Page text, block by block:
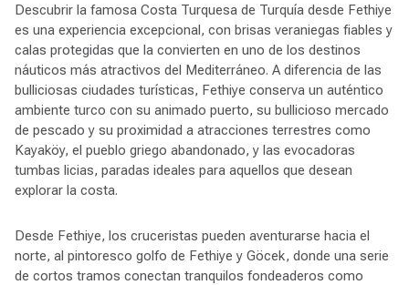
Descubrir la famosa Costa Turquesa de Turquía desde Fethiye
es una experiencia excepcional, con brisas veraniegas fiables y
calas protegidas que la convierten en uno de los destinos
náuticos más atractivos del Mediterráneo. A diferencia de las
bulliciosas ciudades turísticas, Fethiye conserva un auténtico
ambiente turco con su animado puerto, su bullicioso mercado
de pescado y su proximidad a atracciones terrestres como
Kayaköy, el pueblo griego abandonado, y las evocadoras
tumbas licias, paradas ideales para aquellos que desean
explorar la costa.
Desde Fethiye, los cruceristas pueden aventurarse hacia el
norte, al pintoresco golfo de Fethiye y Göcek, donde una serie
de cortos tramos conectan tranquilos fondeaderos como